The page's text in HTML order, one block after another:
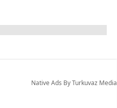
Native Ads By Turkuvaz Media